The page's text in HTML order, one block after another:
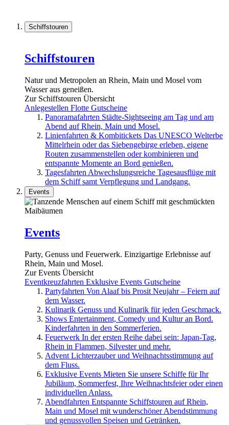
Schiffstouren
Schiffstouren
Natur und Metropolen an Rhein, Main und Mosel vom
Wasser aus geneißen.
Zur Schiffstouren Übersicht
Anlegestellen Flotte Gutscheine
Panoramafahrten Städte-Sightseeing am Tag und am
Abend auf Rhein, Main und Mosel.
Linienfahrten & Kombitickets Das UNESCO Welterbe
Mittelrhein oder das Siebengebirge erleben, eigene
Routen zusammenstellen oder kombinieren und
entspannte Momente an Bord genießen.
Tagesfahrten Abwechslungsreiche Tagesausflüge mit
dem Schiff samt Verpflegung und Landgang.
Events
Events
Party, Genuss und Feuerwerk. Einzigartige Erlebnisse auf
Rhein, Main und Mosel.
Zur Events Übersicht
Eventkreuzfahrten Exklusive Events Gutscheine
Partyfahrten Von Alaaf bis Prosit Neujahr – Feiern auf
dem Wasser.
Kulinarik Genuss und Kulinarik für jeden Geschmack.
Shows Entertainment, Comedy und Kultur an Bord.
Kinderfahrten in den Sommerferien.
Feuerwerk In der ersten Reihe dabei sein: Japan-Tag,
Rhein in Flammen, Silvester und mehr.
Advent Lichterzauber und Weihnachtsstimmung auf
dem Fluss.
Exklusive Events Mieten Sie unsere Schiffe für Ihr
Jubiläum, Sommerfest, Ihre Weihnachtsfeier oder einen
individuellen Anlass.
Abendfahrten Entspannte Schiffstouren auf Rhein,
Main und Mosel mit wunderschöner Abendstimmung
und genussvollen Speisen und Getränken.